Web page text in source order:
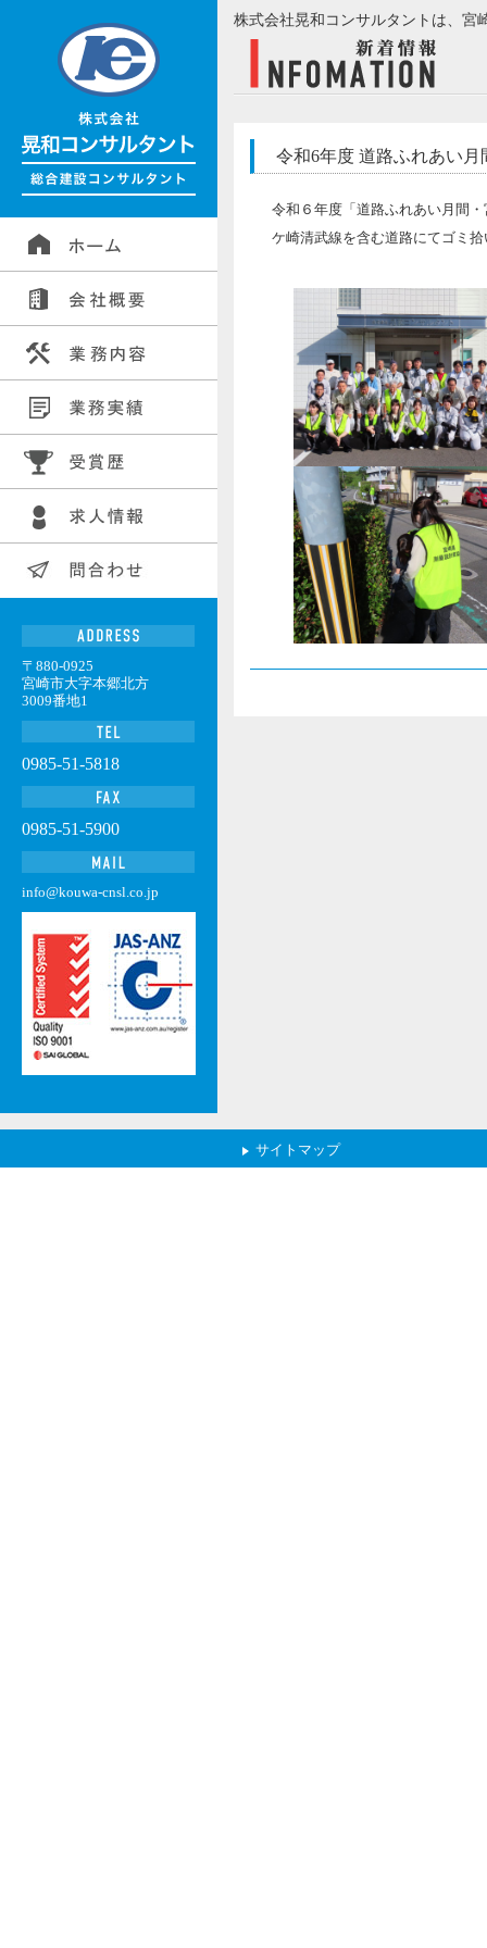
株式会社晃和コンサルタントは、宮
令和6年度 道路ふれあい月
令和６年度「道路ふれあい月間
ケ崎清武線を含む道路にてゴミ
〒880-0925
宮崎市大字本郷北方
3009番地1
0985-51-5818
0985-51-5900
info@kouwa-cnsl.co.jp
サイトマップ